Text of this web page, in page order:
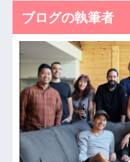
ブログの執筆者